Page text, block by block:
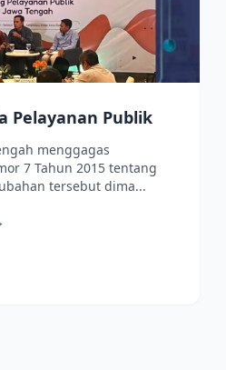
Pelayanan Publik
menggagas
7 Tahun 2015 tentang
tersebut dima...